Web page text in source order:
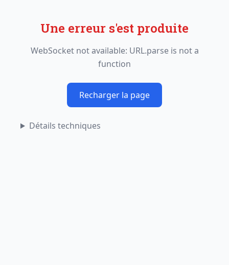
Une erreur s'est produite
WebSocket not available: URL.parse is not a
function
Recharger la page
Détails techniques